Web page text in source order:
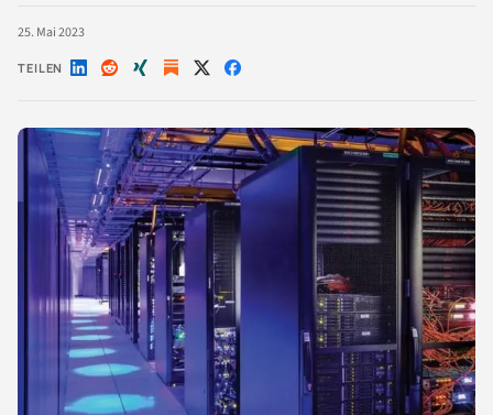
25. Mai 2023
TEILEN Auf Auf Auf Auf Auf